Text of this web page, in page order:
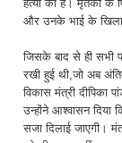
हत्या की है। मृतका के
और उनके भाई के खिलाफ
जिसके बाद से ही सभी
रखी हुई थी,जो अब
विकास मंत्री दीपिका
उन्होंने आश्वासन दिया
सजा दिलाई जाएगी।